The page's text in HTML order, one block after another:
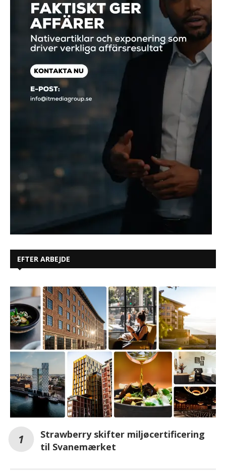
EFTER ARBEJDE
Strawberry skifter miljøcertificering
til Svanemærket